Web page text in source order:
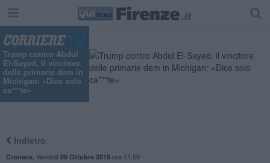
Trump contro Abdul
El-Sayed, il vincitore
delle primarie dem in
Michigan: «Dice solo
ca***te»
Indietro
Cronaca Venerdì 09 Ottobre 2015ore 11:59